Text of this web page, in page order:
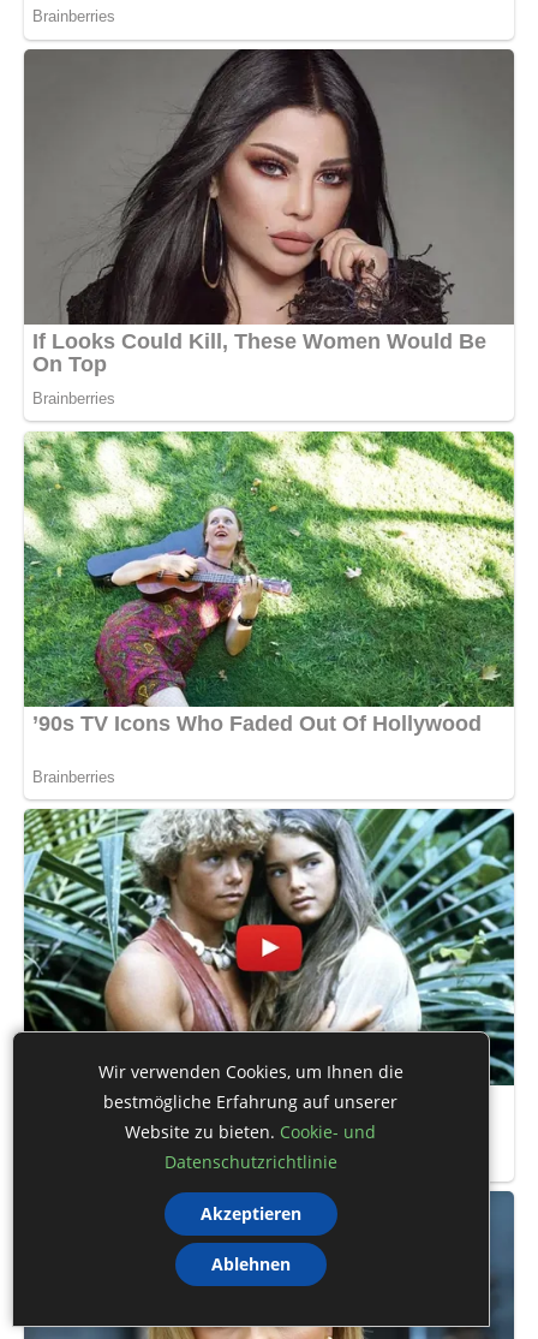
Wir verwenden Cookies, um Ihnen die
bestmögliche Erfahrung auf unserer
Website zu bieten. Cookie- und
Datenschutzrichtlinie
Akzeptieren
Ablehnen